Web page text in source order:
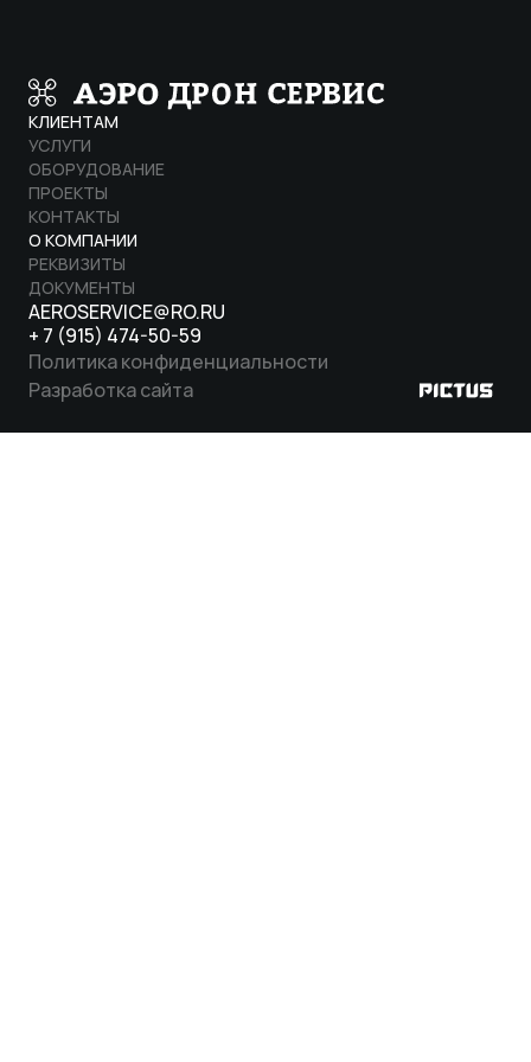
КЛИЕНТАМ
УСЛУГИ
ОБОРУДОВАНИЕ
ПРОЕКТЫ
КОНТАКТЫ
О КОМПАНИИ
РЕКВИЗИТЫ
ДОКУМЕНТЫ
AEROSERVICE@RO.RU
+ 7 (915) 474-50-59
Политика конфиденциальности
Разработка сайта